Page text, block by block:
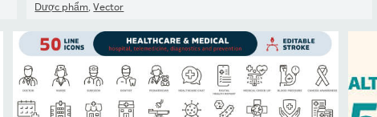
Dược phẩm ,Vector